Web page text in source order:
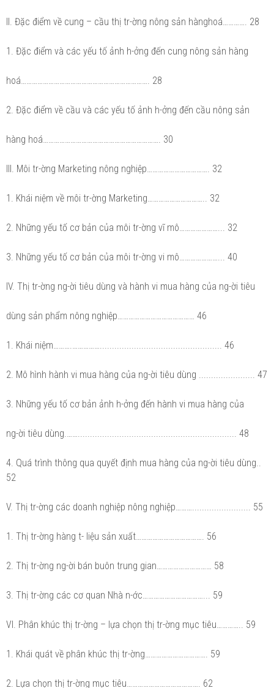
II. Đặc điểm về cung – cầu thị tr-ờng nông sản hànghoá…………. 28
1. Đặc điểm và các yếu tố ảnh h-ởng đến cung nông sản hàng
hoá……………………………………………………………. 28
2. Đặc điểm về cầu và các yếu tố ảnh h-ởng đến cầu nông sản
hàng hoá………………………………………………………. 30
III. Môi tr-ờng Marketing nông nghiệp……………………………. 32
1. Khái niệm về môi tr-ờng Marketing………………………….. 32
2. Những yếu tố cơ bản của môi tr-ờng vĩ mô…………………... 32
3. Những yếu tố cơ bản của môi tr-ờng vi mô…………………... 40
IV. Thị tr-ờng ng-ời tiêu dùng và hành vi mua hàng của ng-ời tiêu
dùng sản phẩm nông nghiệp…………………………………… 46
1. Khái niệm……….…………….................................................. 46
2. Mô hình hành vi mua hàng của ng-ời tiêu dùng ....................... 47
3. Những yếu tố cơ bản ảnh h-ởng đến hành vi mua hàng của
ng-ời tiêu dùng.……................................................................. 48
4. Quá trình thông qua quyết định mua hàng của ng-ời tiêu dùng..
52
V. Thị tr-ờng các doanh nghiệp nông nghiệp………........................ 55
1. Thị tr-ờng hàng t- liệu sản xuất………………………………. 56
2. Thị tr-ờng ng-ời bán buôn trung gian………………………… 58
3. Thị tr-ờng các cơ quan Nhà n-ớc……………………………... 59
VI. Phân khúc thị tr-ờng – lựa chọn thị tr-ờng mục tiêu………….. 59
1. Khái quát về phân khúc thị tr-ờng……………………………. 59
2. Lựa chọn thị tr-ờng mục tiêu…………………………………. 62